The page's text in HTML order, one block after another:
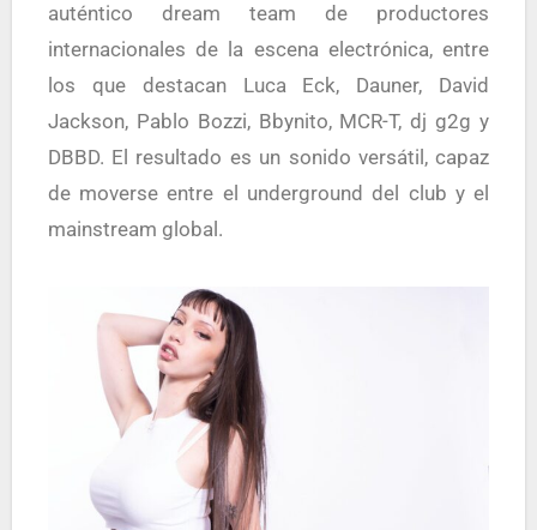
auténtico dream team de productores
internacionales de la escena electrónica, entre
los que destacan Luca Eck, Dauner, David
Jackson, Pablo Bozzi, Bbynito, MCR-T, dj g2g y
DBBD. El resultado es un sonido versátil, capaz
de moverse entre el underground del club y el
mainstream global.